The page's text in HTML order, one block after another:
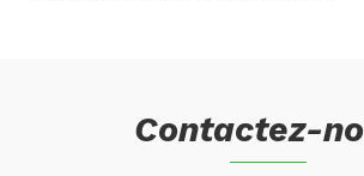
Contactez-